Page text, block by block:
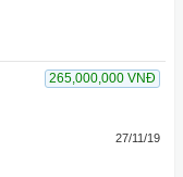
265,000,000 VNĐ
27/11/19